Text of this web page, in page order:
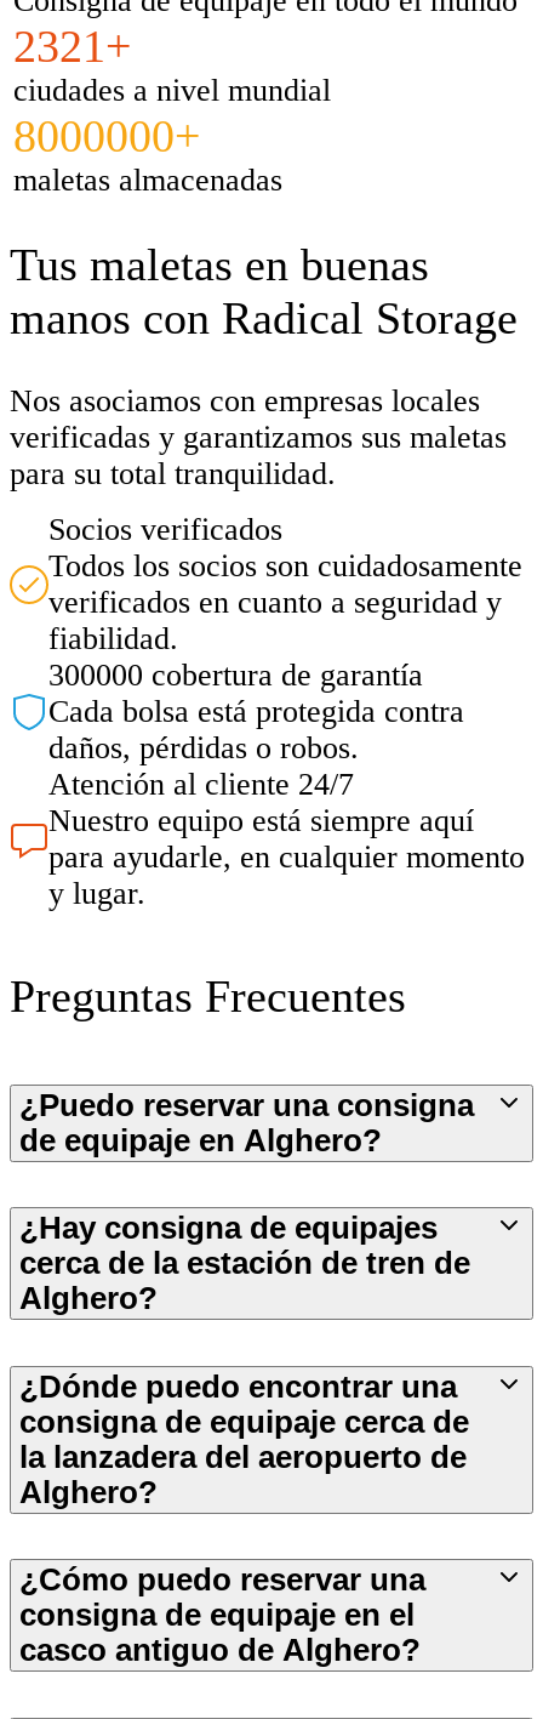
2321+
ciudades a nivel mundial
8000000+
maletas almacenadas
Tus maletas en buenas
manos con Radical Storage
Nos asociamos con empresas locales
verificadas y garantizamos sus maletas
para su total tranquilidad.
Socios verificados
Todos los socios son cuidadosamente
verificados en cuanto a seguridad y
fiabilidad.
300000 cobertura de garantía
Cada bolsa está protegida contra
daños, pérdidas o robos.
Atención al cliente 24/7
Nuestro equipo está siempre aquí
para ayudarle, en cualquier momento
y lugar.
Preguntas Frecuentes
¿Puedo reservar una consigna
de equipaje en Alghero?
¿Hay consigna de equipajes
cerca de la estación de tren de
Alghero?
¿Dónde puedo encontrar una
consigna de equipaje cerca de
la lanzadera del aeropuerto de
Alghero?
¿Cómo puedo reservar una
consigna de equipaje en el
casco antiguo de Alghero?